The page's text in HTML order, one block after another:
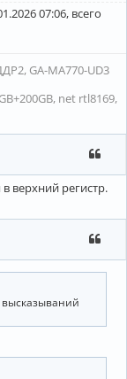
07:06, всего
GA-MA770-UD3
net rtl8169,
верхний регистр.
высказываний